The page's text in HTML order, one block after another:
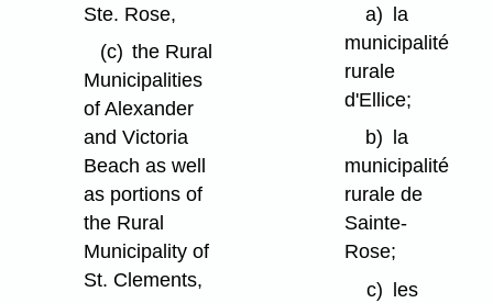
Ste. Rose,
(c) the Rural
Municipalities
of Alexander
and Victoria
Beach as well
as portions of
the Rural
Municipality of
St. Clements,
a) la
municipalité
rurale
d'Ellice;
b)
la
municipalité
rurale de
Sainte-
Rose;
c)
les